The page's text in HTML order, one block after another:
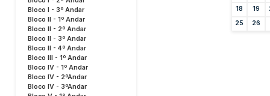
Bloco I - 3º Andar
Bloco II - 1º Andar
Bloco II - 2º Andar
Bloco II - 3º Andar
Bloco II - 4º Andar
Bloco III - 1º Andar
Bloco IV - 1º Andar
Bloco IV - 2ºAndar
Bloco IV - 3ºAndar
18
19
25
26